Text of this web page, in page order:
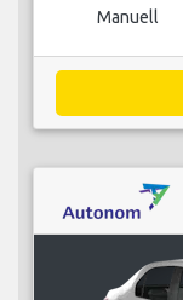
Manuell